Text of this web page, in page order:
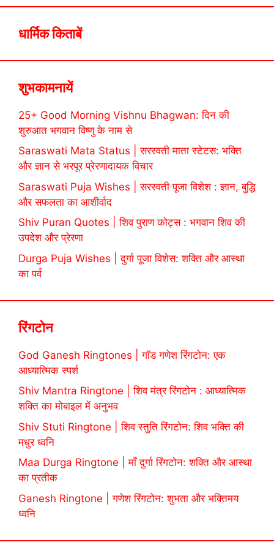
धार्मिक किताबें
शुभकामनायें
25+ Good Morning Vishnu Bhagwan: दिन की
शुरुआत भगवान विष्णु के नाम से
Saraswati Mata Status | सरस्वती माता स्टेटस: भक्ति
और ज्ञान से भरपूर प्रेरणादायक विचार
Saraswati Puja Wishes | सरस्वती पूजा विशेश : ज्ञान, बुद्धि
और सफलता का आशीर्वाद
Shiv Puran Quotes | शिव पुराण कोट्स : भगवान शिव की
उपदेश और प्रेरणा
Durga Puja Wishes | दुर्गा पूजा विशेस: शक्ति और आस्था
का पर्व
रिंगटोन
God Ganesh Ringtones | गॉड गणेश रिंगटोन: एक
आध्यात्मिक स्पर्श
Shiv Mantra Ringtone | शिव मंत्र रिंगटोन : आध्यात्मिक
शक्ति का मोबाइल में अनुभव
Shiv Stuti Ringtone | शिव स्तुति रिंगटोन: शिव भक्ति की
मधुर ध्वनि
Maa Durga Ringtone | माँ दुर्गा रिंगटोन: शक्ति और आस्था
का प्रतीक
Ganesh Ringtone | गणेश रिंगटोन: शुभता और भक्तिमय
ध्वनि